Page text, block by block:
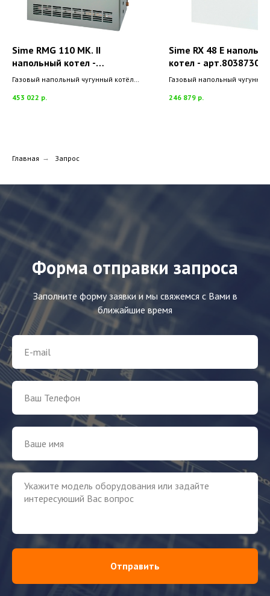
Sime RMG 110 MK. II
напольный котел -
арт.8100502
Газовый напольный чугунный котёл
453 022 р.
Sime RX 48 E
котел - арт.8038730
Газовый напольный
246 879 р.
Главная → Запрос
Форма отправки запроса
Заполните форму заявки и мы свяжемся с Вами в
ближайшие время
Отправить